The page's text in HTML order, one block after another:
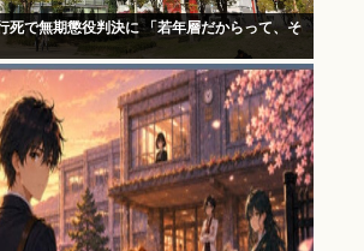
死で無期懲役判決に 「若年層だからって、そ